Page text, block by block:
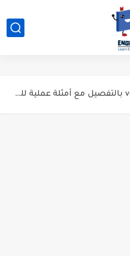
شرح verb to be بالتفصيل مع أمثلة عملية للمبتدئين